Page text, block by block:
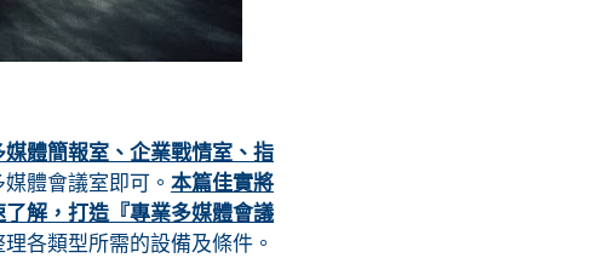
體簡報室、企業戰情室、指
體會議室即可。 本篇佳實將
解，打造『專業多媒體會議
各類型所需的設備及條件。